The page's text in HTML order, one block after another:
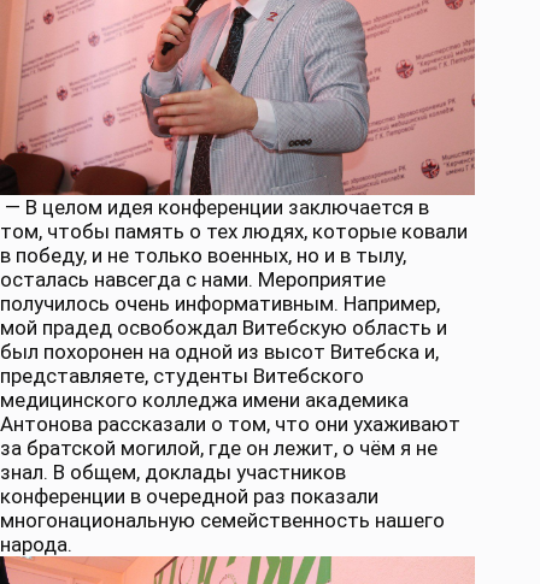
— В целом идея конференции заключается в
том, чтобы память о тех людях, которые ковали
в победу, и не только военных, но и в тылу,
осталась навсегда с нами. Мероприятие
получилось очень информативным. Например,
мой прадед освобождал Витебскую область и
был похоронен на одной из высот Витебска и,
представляете, студенты Витебского
медицинского колледжа имени академика
Антонова рассказали о том, что они ухаживают
за братской могилой, где он лежит, о чём я не
знал. В общем, доклады участников
конференции в очередной раз показали
многонациональную семейственность нашего
народа.